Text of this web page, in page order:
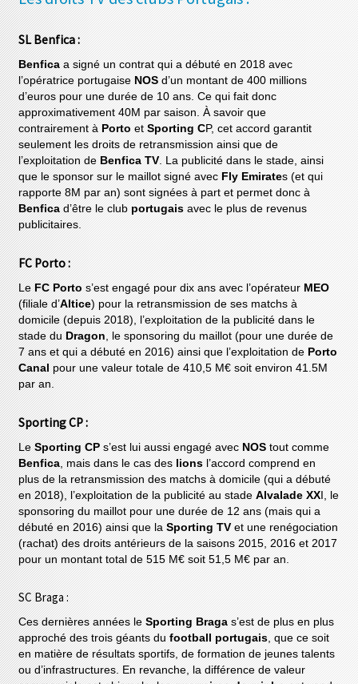
SL Benfica :
Benficaa signé un contrat qui a débuté en 2018 avec
l’opératrice portugaise NOS d’un montant de 400 millions
d’euros pour une durée de 10 ans. Ce qui fait donc
approximativement 40M par saison. À savoir que
contrairement à Porto etSporting CP, cet accord garantit
seulement les droits de retransmission ainsi que de
l’exploitation de Benfica TV. La publicité dans le stade, ainsi
que le sponsor sur le maillot signé avec Fly Emirates (et qui
rapporte 8M par an) sont signées à part et permet donc à
Benficad’être le clubportugais avec le plus de revenus
publicitaires.
FC Porto :
LeFC Porto s’est engagé pour dix ans avec l’opérateur MEO
(filiale d’Altice) pour la retransmission de ses matchs à
domicile (depuis 2018), l’exploitation de la publicité dans le
stade du Dragon, le sponsoring du maillot (pour une durée de
7 ans et qui a débuté en 2016) ainsi que l’exploitation de Porto
Canalpour une valeur totale de 410,5 M€ soit environ 41.5M
par an.
Sporting CP :
LeSporting CP s’est lui aussi engagé avec NOS tout comme
Benfica, mais dans le cas des lions l’accord comprend en
plus de la retransmission des matchs à domicile (qui a débuté
en 2018), l’exploitation de la publicité au stadeAlvalade XX I, le
sponsoring du maillot pour une durée de 12 ans (mais qui a
débuté en 2016) ainsi que laSporting TV et une renégociation
(rachat) des droits antérieurs de la saisons 2015, 2016 et 2017
pour un montant total de 515 M€ soit 51,5 M€ par an.
SC Braga :
Ces dernières années leSporting Braga s’est de plus en plus
approché des trois géants dufootball portugais, que ce soit
en matière de résultats sportifs, de formation de jeunes talents
ou d’infrastructures. En revanche, la différence de valeur